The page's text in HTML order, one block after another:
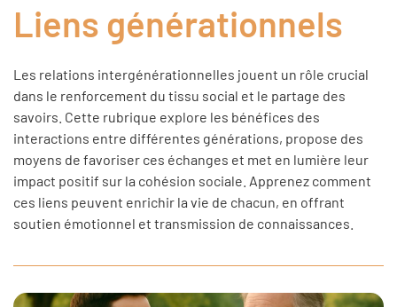
Liens générationnels
Les relations intergénérationnelles jouent un rôle crucial
dans le renforcement du tissu social et le partage des
savoirs. Cette rubrique explore les bénéfices des
interactions entre différentes générations, propose des
moyens de favoriser ces échanges et met en lumière leur
impact positif sur la cohésion sociale. Apprenez comment
ces liens peuvent enrichir la vie de chacun, en offrant
soutien émotionnel et transmission de connaissances.